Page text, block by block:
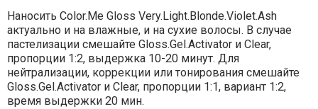
Наносить Color.Me Gloss Very.Light.Blonde.Violet.Ash
актуально и на влажные, и на сухие волосы. В случае
пастелизации смешайте Gloss.Gel.Activator и Clear,
пропорции 1:2, выдержка 10-20 минут. Для
нейтрализации, коррекции или тонирования смешайте
Gloss.Gel.Activator и Clear, пропорции 1:1, вариант 1:2,
время выдержки 20 мин.